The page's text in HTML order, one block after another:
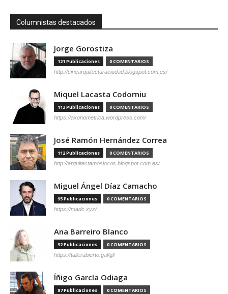
Columnistas destacados
Jorge Gorostiza
121 Publicaciones 0 COMENTARIOS
http://cinearquitecturaciudad.blogspot.com.es/
Miquel Lacasta Codorniu
113 Publicaciones 0 COMENTARIOS
https://axonometrica.wordpress.com/
José Ramón Hernández Correa
112 Publicaciones 0 COMENTARIOS
http://arquitectamoslocos.blogspot.com.es/
Miguel Ángel Díaz Camacho
95 Publicaciones 0 COMENTARIOS
https://madc.xyz/
Ana Barreiro Blanco
92 Publicaciones 0 COMENTARIOS
https://tallerabierto.gal/gl/
Íñigo García Odiaga
87 Publicaciones 0 COMENTARIOS